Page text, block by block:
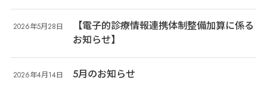
2026年5月28日
【電子的診療情報連携体制整備加算に係る
お知らせ】
2026年4月14日 5月のお知らせ